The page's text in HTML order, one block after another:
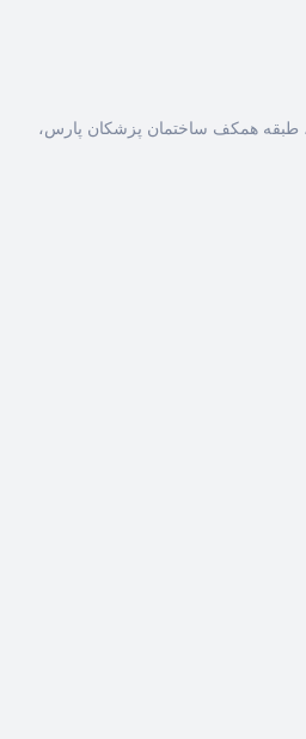
طبقه همکف ساختمان پزشکان پارس،